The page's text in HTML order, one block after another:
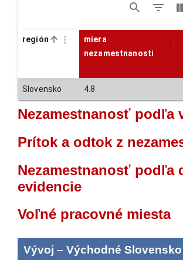
región
miera
nezamestnanosti
Slovensko 4.8
Nezamestnanosť podľa
Prítok a odtok z
Nezamestnanosť podľa
evidencie
Voľné pracovné miesta
Vývoj – Východné Slovensko